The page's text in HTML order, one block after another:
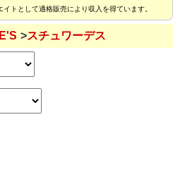
トとして適格販売により収入を得ています。
スチュワーデス